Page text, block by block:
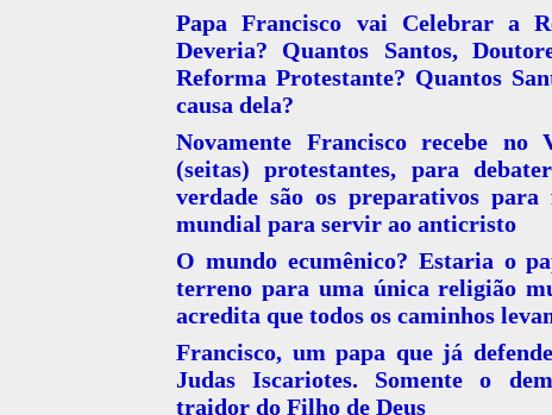
Papa Francisco vai Celebrar a
Deveria? Quantos Santos,
Reforma Protestante? Quantos
causa dela?
Novamente Francisco recebe no
(seitas) protestantes, para
verdade são os preparativos
mundial para servir ao anticristo
O mundo ecumênico? Estaria o
terreno para uma única religião
acredita que todos os caminhos
Francisco, um papa que já
Judas Iscariotes. Somente o
traidor do Filho de Deus